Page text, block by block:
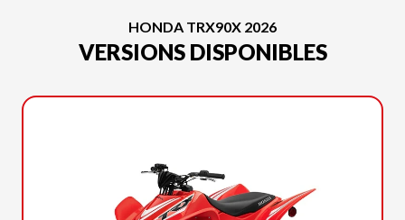
HONDA TRX90X 2026
VERSIONS DISPONIBLES